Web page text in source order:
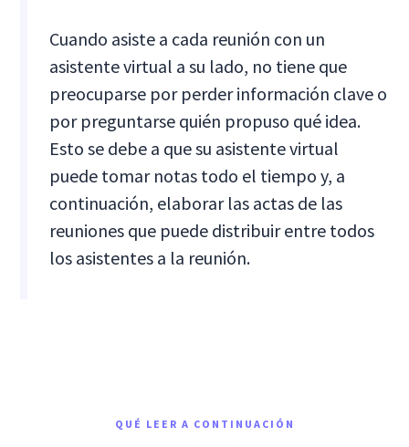
Cuando asiste a cada reunión con un
asistente virtual a su lado, no tiene que
preocuparse por perder información clave o
por preguntarse quién propuso qué idea.
Esto se debe a que su asistente virtual
puede tomar notas todo el tiempo y, a
continuación, elaborar las actas de las
reuniones que puede distribuir entre todos
los asistentes a la reunión.
QUÉ LEER A CONTINUACIÓN